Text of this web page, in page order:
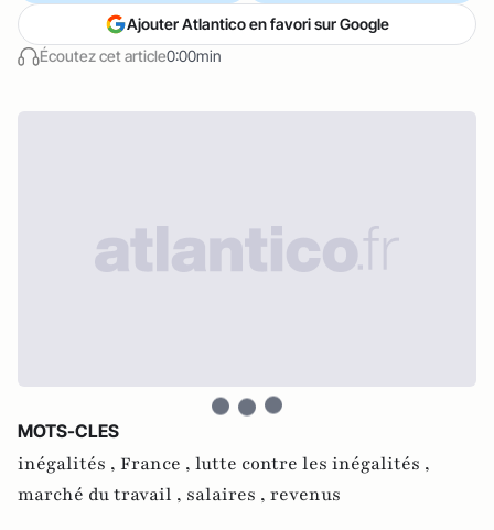
Écoutez cet article0:00min
Ajouter Atlantico en favori sur Google
MOTS-CLES
inégalités , France , lutte contre les inégalités ,
marché du travail , salaires , revenus